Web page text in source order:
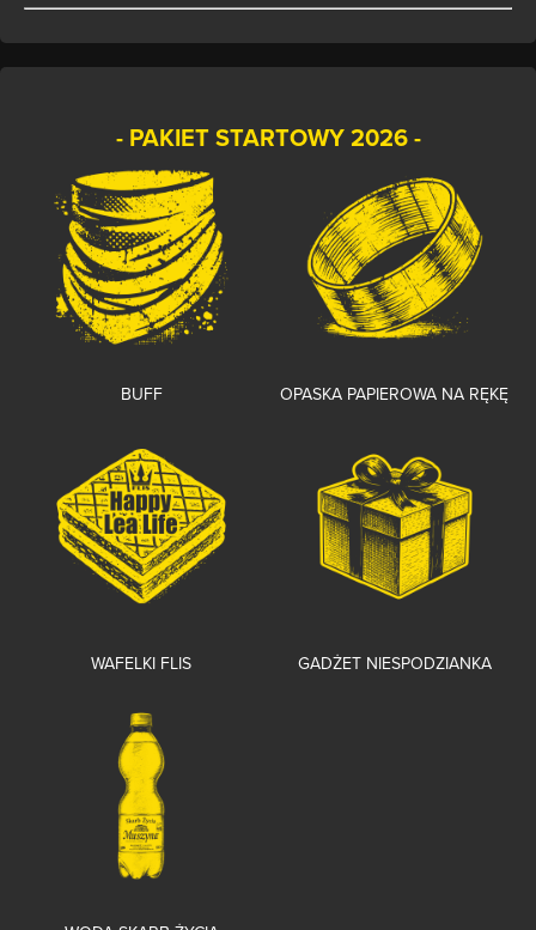
- PAKIET STARTOWY 2026 -
BUFF OPASKA PAPIEROWA NA RĘKĘ
WAFELKI FLIS GADŻET NIESPODZIANKA